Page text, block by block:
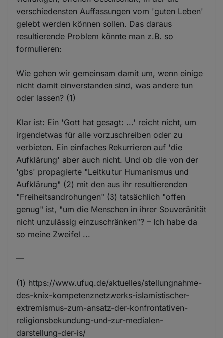
verschiedensten Auffassungen vom 'guten Leben'
gelebt werden können sollen. Das daraus
resultierende Problem könnte man z.B. so
formulieren:
Wie gehen wir gemeinsam damit um, wenn einige
nicht damit einverstanden sind, was andere tun
oder lassen? (1)
Klar ist: Ein 'Gott hat gesagt: ...' reicht nicht, um
irgendetwas für alle vorzuschreiben oder zu
verbieten. Ein einfaches Rekurrieren auf 'die
Aufklärung' aber auch nicht. Und ob die von der
'gbs' propagierte "Leitkultur Humanismus und
Aufklärung" (2) mit den aus ihr resultierenden
"Freiheitsandrohungen" (3) tatsächlich "offen
genug" ist, "um die Menschen in ihrer Souveränität
nicht unzulässig einzuschränken"? – Ich habe da
so meine Zweifel ...
—
(1) https://www.ufuq.de/aktuelles/stellungnahme-
des-knix-kompetenznetzwerks-islamistischer-
extremismus-zum-ansatz-der-konfrontativen-
religionsbekundung-und-zur-medialen-
darstellung-der-is/